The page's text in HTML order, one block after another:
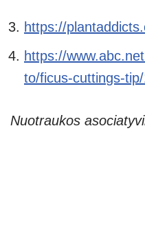
https://
https://
to/ficus-cuttings-
Nuotraukos